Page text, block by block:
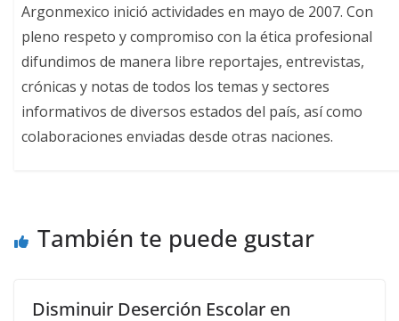
Argonmexico inició actividades en mayo de 2007. Con
pleno respeto y compromiso con la ética profesional
difundimos de manera libre reportajes, entrevistas,
crónicas y notas de todos los temas y sectores
informativos de diversos estados del país, así como
colaboraciones enviadas desde otras naciones.
También te puede gustar
Disminuir Deserción Escolar en